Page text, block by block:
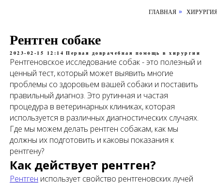
ГЛАВНАЯ »
Рентген собаке
2023-02-15 12:14 Первая доврачебная помощь в хирургии
Рентгеновское исследование собак - это полезный и
ценный тест, который может выявить многие
проблемы со здоровьем вашей собаки и поставить
правильный диагноз. Это рутинная и частая
процедура в ветеринарных клиниках, которая
используется в различных диагностических случаях.
Где мы можем делать рентген собакам, как мы
должны их подготовить и каковы показания к
рентгену?
Как действует рентген?
Рентген использует свойство рентгеновских лучей